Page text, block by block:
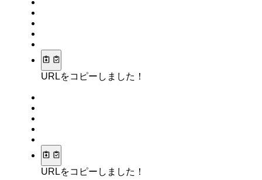
URLをコピーしました！
URLをコピーしました！